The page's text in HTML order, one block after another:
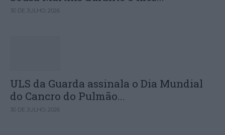
30 DE JULHO, 2026
ULS da Guarda assinala o Dia Mundial
do Cancro do Pulmão...
30 DE JULHO, 2026